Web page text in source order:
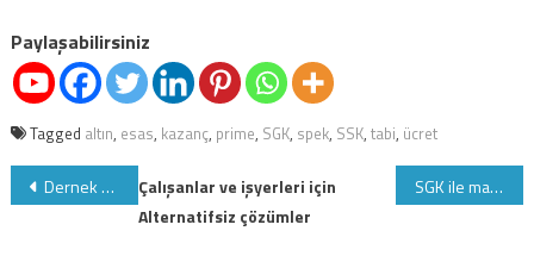
Paylaşabilirsiniz
Tagged altın, esas, kazanç, prime, SGK, spek, SSK, tabi, ücret
Yazı
gezinmesi
Dernek yönetici ve denetçilerinin SSK'sı geçersizdir SGK ile mahsuplaşırken bu değişikliğe dikkat
Çalışanlar ve işyerleri için
Alternatifsiz çözümler